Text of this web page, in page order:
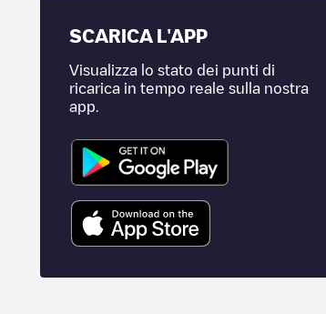
SCARICA L'APP
Visualizza lo stato dei punti di
ricarica in tempo reale sulla nostra
app.